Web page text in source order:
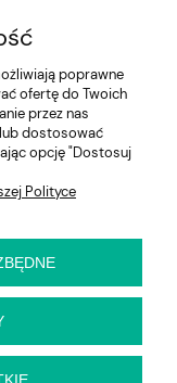
wcześniejszy
poprawne
ofertę do Twoich
przez nas
dostosować
opcję "Dostosuj
Polityce